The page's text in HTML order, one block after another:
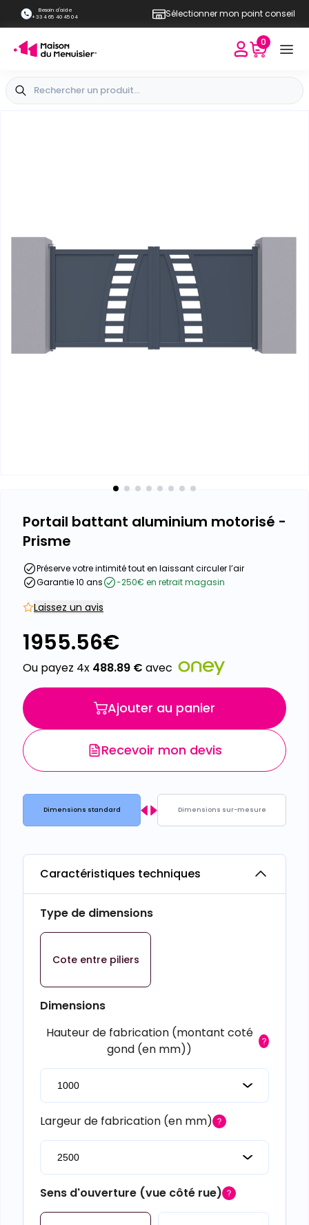
Besoin d'aide
+33 4 65 40 45 04
Sélectionner mon point conseil
0
Portail battant aluminium motorisé -
Prisme
Préserve votre intimité tout en laissant circuler l’air
Garantie 10 ans
-250€ en retrait magasin
Laissez un avis
1955.56€
Ou payez 4x 488.89 € avec
Ajouter au panier
Recevoir mon devis
Dimensions standard Dimensions sur-mesure
Caractéristiques techniques
Type de dimensions
Cote entre piliers
Dimensions
Hauteur de fabrication (montant coté
gond (en mm))
Largeur de fabrication (en mm)
Sens d'ouverture (vue côté rue)